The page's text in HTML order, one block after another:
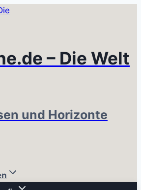
– Die Welt
und Horizonte